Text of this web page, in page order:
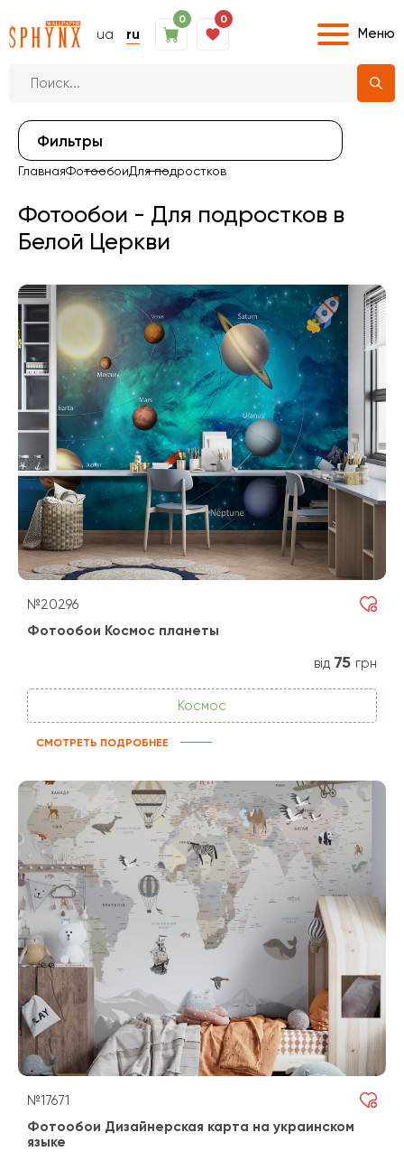
ua ru
0 0
Меню
Фильтры
ГлавнаяФотообоиДля подростков
Фотообои - Для подростков в
Белой Церкви
№20296
Фотообои Космос планеты
від 75 грн
Космос
СМОТРЕТЬ ПОДРОБНЕЕ
№17671
Фотообои Дизайнерская карта на украинском
языке